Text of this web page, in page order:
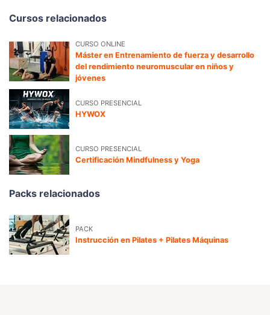
Cursos relacionados
CURSO ONLINE
Máster en Entrenamiento de fuerza y desarrollo
del rendimiento neuromuscular en niños y
jóvenes
CURSO PRESENCIAL
HYWOX
CURSO PRESENCIAL
Certificación Mindfulness y Yoga
Packs relacionados
PACK
Instrucción en Pilates + Pilates Máquinas